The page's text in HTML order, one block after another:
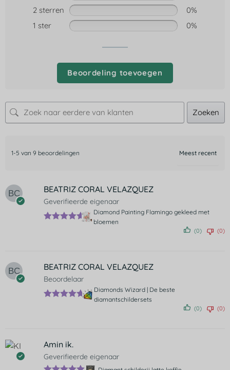
2 sterren
0%
1 ster
0%
Beoordeling toevoegen
Zoeken
1-5 van 9 beoordelingen
BEATRIZ CORAL VELAZQUEZ
Geverifieerde eigenaar
Diamond Painting Flamingo gekleed met
bloemen
(0) (0)
BEATRIZ CORAL VELAZQUEZ
Beoordelaar
Diamonds Wizard | De beste
diamantschildersets
(0) (0)
Amin ik.
Geverifieerde eigenaar